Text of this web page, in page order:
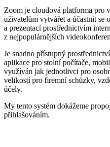
Zoom je cloudová platforma pro
uživatelům vytvářet a účastnit se
a prezentací prostřednictvím
z nejpopulárnějších
Je snadno přístupný
aplikace pro stolní počítače,
využíván jak jednotlivci pro
velikostí pro firemní schůzky,
účely.
My tento systém dokážeme
přihlašováním.